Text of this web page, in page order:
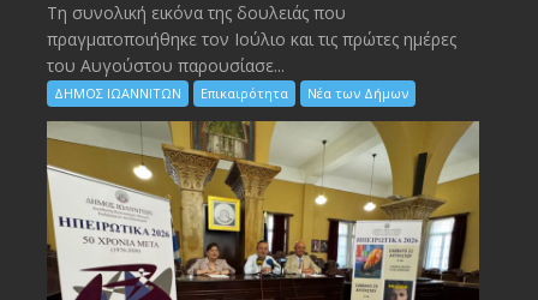
Τη συνολική εικόνα της δουλειάς που
πραγματοποιήθηκε τον Ιούλιο και τις πρώτες ημέρες
του Αυγούστου παρουσίασε...
ΔΗΜΟΣ ΙΩΑΝΝΙΤΩΝ Επικαιρότητα Νέα των Δήμων